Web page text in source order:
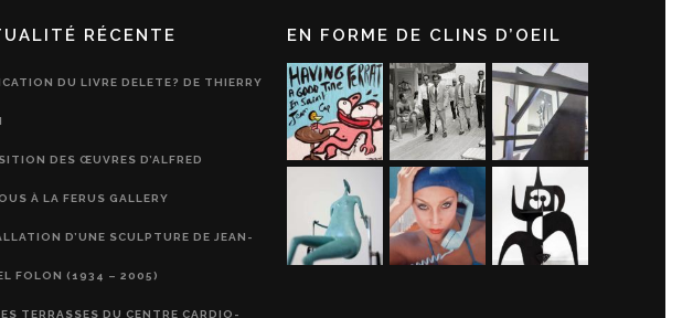
RÉCENTE
DU LIVRE DELETE? DE THIERRY
DES ŒUVRES D’ALFRED
À LA FERUS GALLERY
D’UNE SCULPTURE DE JEAN-
FOLON (1934 – 2005)
TERRASSES DU CENTRE CARDIO-
EN FORME DE CLINS D’OEIL